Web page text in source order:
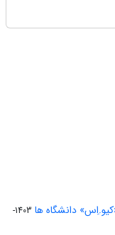
دانشگاه ها
1403-